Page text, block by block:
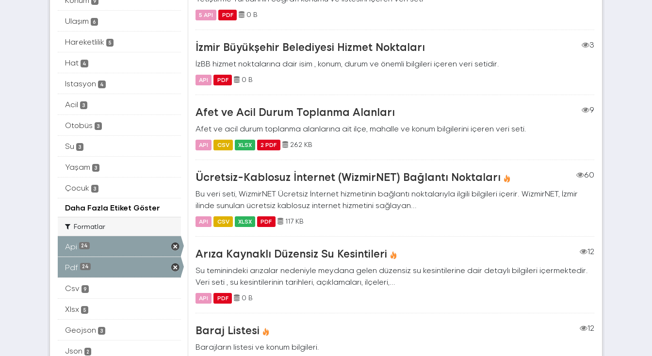
Ulaşım 6
Hareketlilik 5
Hat 4
Istasyon 4
Acil 3
Otobüs 3
Su 3
Yaşam 3
Çocuk 3
Daha Fazla Etiket Göster
Formatlar
Api 24
Pdf 24
Csv 9
Xlsx 5
Geojson 3
Json 2
5 API PDF 0 B
İzmir Büyükşehir Belediyesi Hizmet Noktaları
3
İzBB hizmet noktalarına dair isim , konum, durum ve önemli bilgileri içeren veri setidir.
API PDF 0 B
Afet ve Acil Durum Toplanma Alanları
9
Afet ve acil durum toplanma alanlarına ait ilçe, mahalle ve konum bilgilerini içeren veri seti.
API CSV XLSX 2 PDF 262 KB
Ücretsiz-Kablosuz İnternet (WizmirNET) Bağlantı Noktaları
60
Bu veri seti, WizmirNET Ücretsiz İnternet hizmetinin bağlantı noktalarıyla ilgili bilgileri içerir. WizmirNET, İzmir
ilinde sunulan ücretsiz kablosuz internet hizmetini sağlayan...
API CSV XLSX PDF 117 KB
Arıza Kaynaklı Düzensiz Su Kesintileri
12
Su teminindeki arızalar nedeniyle meydana gelen düzensiz su kesintilerine dair detaylı bilgileri içermektedir.
Veri seti , su kesintilerinin tarihleri, açıklamaları, ilçeleri,...
API PDF 0 B
Baraj Listesi
12
Barajların listesi ve konum bilgileri.